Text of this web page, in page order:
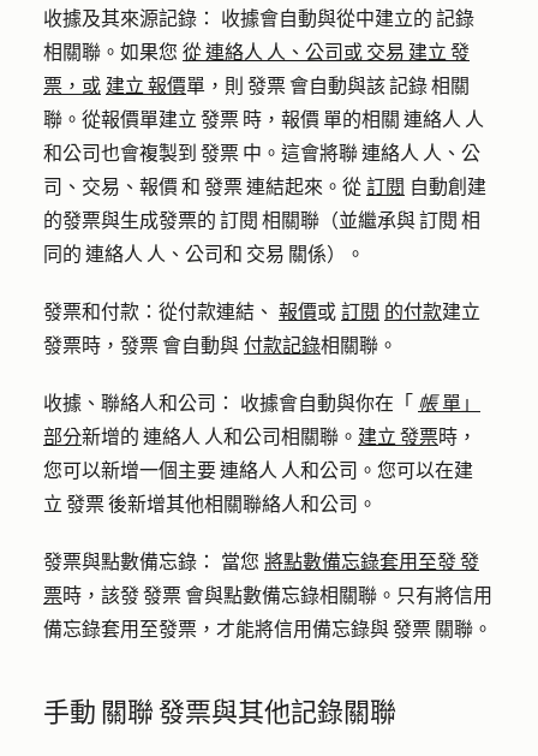
收據及其來源記錄：
收據會自動與從中建立的 記錄
相關聯。如果您 從 連絡人 人、公司或 交易 建立 發
票，或 建立 報價單，則 發票 會自動與該 記錄 相關
聯。從報價單建立 發票 時，報價 單的相關 連絡人 人
和公司也會複製到 發票 中。這會將聯 連絡人 人、公
司、交易、報價 和 發票 連結起來。從 訂閱 自動創建
的發票與生成發票的 訂閱 相關聯（並繼承與 訂閱 相
同的 連絡人 人、公司和 交易 關係）。
發票和付款： 從付款連結、 報價或 訂閱 的付款建立
發票時，發票 會自動與 付款記錄相關聯。
收據、聯絡人和公司： 收據會自動與你在「 帳單」
部分新增的 連絡人 人和公司相關聯。 建立 發票時，
您可以新增一個主要 連絡人 人和公司。您可以在建
立 發票 後新增其他相關聯絡人和公司。
發票與點數備忘錄： 當您 將點數備忘錄套用至發 發
票時，該發 發票 會與點數備忘錄相關聯。只有將信用
備忘錄套用至發票，才能將信用備忘錄與 發票 關聯。
手動 關聯 發票與其他記錄關聯